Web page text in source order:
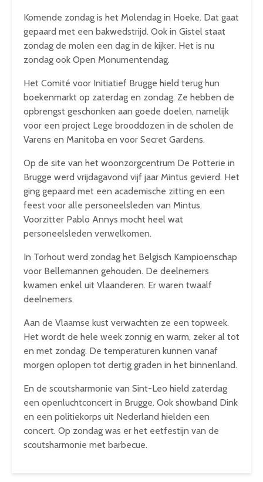
Komende zondag is het Molendag in Hoeke. Dat gaat
gepaard met een bakwedstrijd. Ook in Gistel staat
zondag de molen een dag in de kijker. Het is nu
zondag ook Open Monumentendag.
Het Comité voor Initiatief Brugge hield terug hun
boekenmarkt op zaterdag en zondag. Ze hebben de
opbrengst geschonken aan goede doelen, namelijk
voor een project Lege brooddozen in de scholen de
Varens en Manitoba en voor Secret Gardens.
Op de site van het woonzorgcentrum De Potterie in
Brugge werd vrijdagavond vijf jaar Mintus gevierd. Het
ging gepaard met een academische zitting en een
feest voor alle personeelsleden van Mintus.
Voorzitter Pablo Annys mocht heel wat
personeelsleden verwelkomen.
In Torhout werd zondag het Belgisch Kampioenschap
voor Bellemannen gehouden. De deelnemers
kwamen enkel uit Vlaanderen. Er waren twaalf
deelnemers.
Aan de Vlaamse kust verwachten ze een topweek.
Het wordt de hele week zonnig en warm, zeker al tot
en met zondag. De temperaturen kunnen vanaf
morgen oplopen tot dertig graden in het binnenland.
En de scoutsharmonie van Sint-Leo hield zaterdag
een openluchtconcert in Brugge. Ook showband Dink
en een politiekorps uit Nederland hielden een
concert. Op zondag was er het eetfestijn van de
scoutsharmonie met barbecue.